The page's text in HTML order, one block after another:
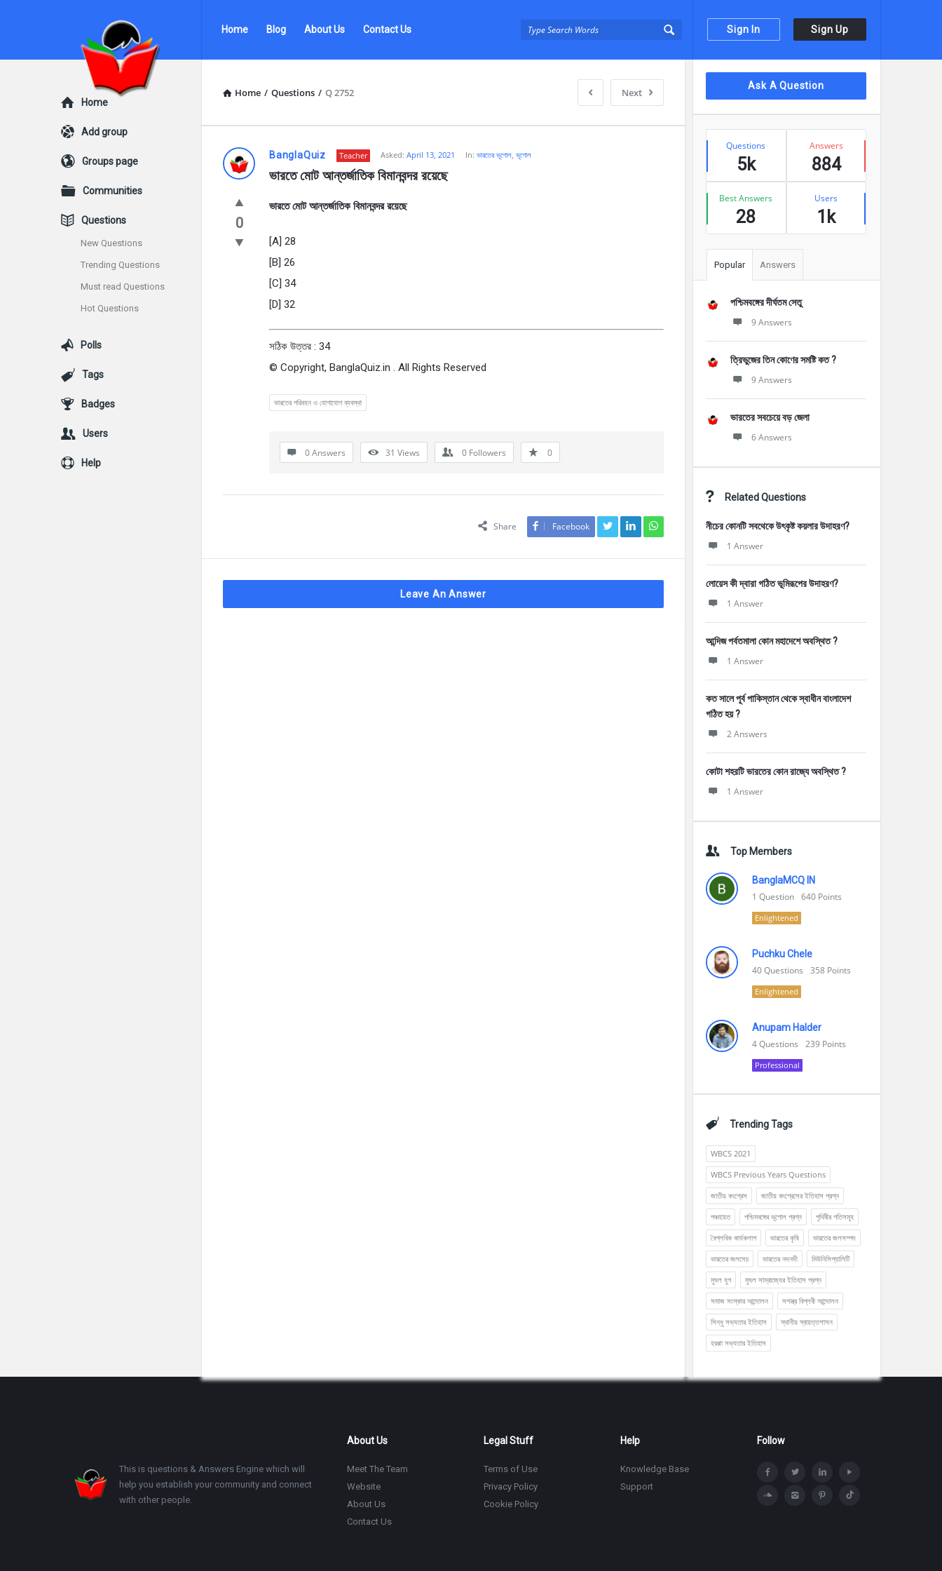
Sign In Sign Up
Questions
BanglaQuiz
Questions
by
BanglaQuiz
Home Blog About Us Contact Us
Home / Questions / Q 2752 Next
Ask
Questions
by
BanglaQuiz
Latest
Questions
BanglaQuiz Teacher Asked: April 13, 2021 In: ভারতের ভূগোল, ভূগোল
ভারতে মোট আন্তর্জাতিক বিমানবন্দর রয়েছে
0
ভারতে মোট আন্তর্জাতিক বিমানবন্দর রয়েছে
[A] 28
[B] 26
[C] 34
[D] 32
সঠিক উত্তর : 34
© Copyright, BanglaQuiz.in . All Rights Reserved
ভারতের পরিবহন ও যোগাযোগ ব্যবস্থা
0 Answers 31 Views 0 Followers 0
Share Facebook
Leave An Answer
Sidebar
Ask A Question
StatsQuestions
5k
Answers
884
Best Answers
28
Users
1k
Popular Answers
পশ্চিমবঙ্গের দীর্ঘতম সেতু
9 Answers
ত্রিভুজের তিন কোণের সমষ্টি কত ?
9 Answers
ভারতের সবচেয়ে বড় জেলা
6 Answers
Related Questions
নীচের কোনটি সবথেকে উৎকৃষ্ট কয়লার উদাহরণ?
1 Answer
লোয়েস কী দ্বারা গঠিত ভূমিরূপের উদাহরণ?
1 Answer
আন্দিজ পর্বতমালা কোন মহাদেশে অবস্থিত ?
1 Answer
কত সালে পূর্ব পাকিস্তান থেকে স্বাধীন বাংলাদেশ
গঠিত হয় ?
2 Answers
কোটা শহরটি ভারতের কোন রাজ্যে অবস্থিত ?
1 Answer
Top Members
BanglaMCQ IN
1 Question 640 Points
Enlightened
Puchku Chele
40Questions 358 Points
Enlightened
Anupam Halder
4Questions 239 Points
Professional
Trending Tags
WBCS 2021
WBCS Previous Years Questions
জাতীয় কংগ্রেস
জাতীয় কংগ্রেসের ইতিহাস প্রশ্ন
পঞ্চায়েত
পশ্চিমবঙ্গের ভূগোল প্রশ্ন
পৃথিবীর গতিসমূহ
বৈপ্লবিক কার্যকলাপ
ভারতের কৃষি
ভারতের জলসম্পদ
ভারতের জলসেচ
ভারতের নদনদী
মিউনিসিপ্যালিটি
মুঘল যুগ
মুঘল সাম্রাজ্যের ইতিহাস প্রশ্ন
সমাজ সংস্কার আন্দোলন
সশস্ত্র বিপ্লবী আন্দোলন
সিন্ধু সভ্যতার ইতিহাস
স্থানীয় স্বায়ত্তশাসন
হরপ্পা সভ্যতার ইতিহাস
Explore
Home
Add group
Groups page
Communities
Questions
New Questions
Trending Questions
Must read Questions
Hot Questions
Polls
Tags
Badges
Users
Help
This is questions & Answers Engine which will
help you establish your community and connect
with other people.
About Us
Meet The Team
Website
About Us
Contact Us
Legal Stuff
Terms of Use
Privacy Policy
Cookie Policy
Help
Knowledge Base
Support
Follow